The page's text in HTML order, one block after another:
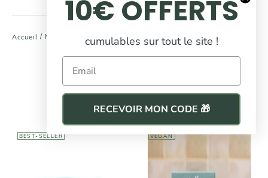
Accueil / Masque Repair N' Care
COMPLÉTEZ
votre routine beauté
BEST-SELLER VEGAN
10€ OFFERTS
cumulables sur tout le site !
Email
RECEVOIR MON CODE 🎁